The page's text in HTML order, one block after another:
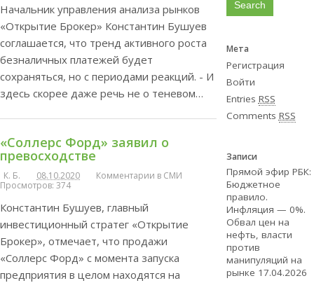
Начальник управления анализа рынков
«Открытие Брокер» Константин Бушуев
соглашается, что тренд активного роста
безналичных платежей будет
сохраняться, но с периодами реакций. - И
здесь скорее даже речь не о теневом…
«Соллерс Форд» заявил о
превосходстве
К. Б. 08.10.2020
Комментарии в СМИ
Просмотров: 374
Константин Бушуев, главный
инвестиционный стратег «Открытие
Брокер», отмечает, что продажи
«Соллерс Форд» с момента запуска
предприятия в целом находятся на
Мета
Регистрация
Войти
Entries RSS
Comments RSS
Записи
Прямой эфир РБК:
Бюджетное
правило.
Инфляция — 0%.
Обвал цен на
нефть, власти
против
манипуляций на
рынке 17.04.2026